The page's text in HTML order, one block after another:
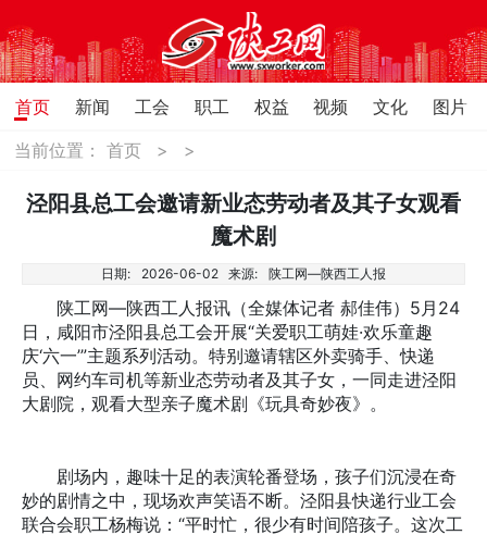
首页 新闻 工会 职工 权益 视频 文化
图片
当前位置：首页 > >
泾阳县总工会邀请新业态劳动者及其子女观看
魔术剧
日期: 2026-06-02 来源: 陕工网—陕西工人报
陕工网—陕西工人报讯（全媒体记者 郝佳伟）5月24
日，咸阳市泾阳县总工会开展“关爱职工萌娃·欢乐童趣
庆‘六一’”主题系列活动。特别邀请辖区外卖骑手、快递
员、网约车司机等新业态劳动者及其子女，一同走进泾阳
大剧院，观看大型亲子魔术剧《玩具奇妙夜》。
剧场内，趣味十足的表演轮番登场，孩子们沉浸在奇
妙的剧情之中，现场欢声笑语不断。泾阳县快递行业工会
联合会职工杨梅说：“平时忙，很少有时间陪孩子。这次工